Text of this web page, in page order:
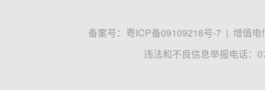
备案号： 粤ICP备09109218号-7 | 增值电
违法和不良信息举报电话：